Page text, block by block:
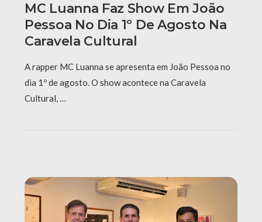
MC Luanna Faz Show Em João
Pessoa No Dia 1º De Agosto Na
Caravela Cultural
A rapper MC Luanna se apresenta em João Pessoa no
dia 1º de agosto. O show acontece na Caravela
Cultural, …